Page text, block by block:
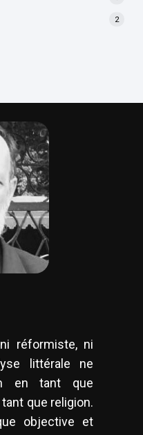
2
réformiste, ni
littérale ne
en tant que
que religion.
objective et